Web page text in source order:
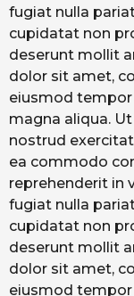
fugiat nulla
cupidatat non
deserunt mollit
dolor sit amet,
eiusmod
magna aliqua.
nostrud
ea commodo
reprehenderit in
fugiat nulla
cupidatat non
deserunt mollit
dolor sit amet,
eiusmod